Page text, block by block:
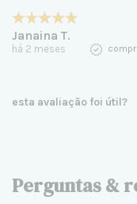
Janaina T.
há 2 meses
esta avaliação foi útil?
Perguntas &